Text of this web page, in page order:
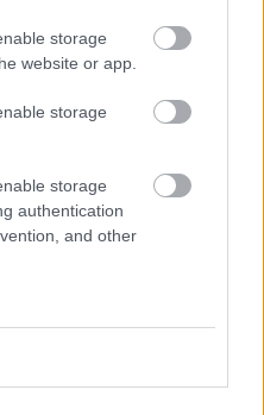
storage
website or app.
storage
storage
authentication
and other
Florence)
Prémium a
Madden és Dustin
kosztümös
hatalmát. A széria,
Aktákon is dolgozó